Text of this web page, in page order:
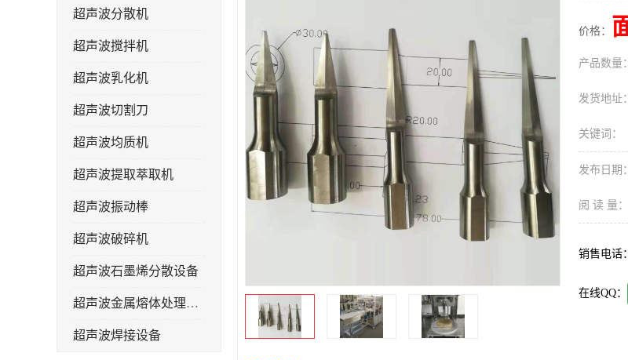
超声波分散机
超声波搅拌机
超声波乳化机
超声波切割刀
超声波均质机
超声波提取萃取机
超声波振动棒
超声波破碎机
超声波石墨烯分散设备
超声波金属熔体处理设备
超声波焊接设备
价格：
产品数量：
发货地址：
关键词：
发布日期：
阅 读 量：
销售电话：
在线QQ：